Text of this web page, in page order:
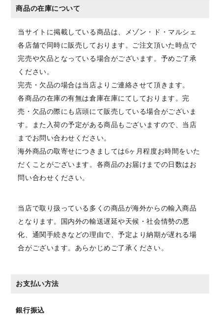
商品の在庫について
当サイトに掲載している商品は、メゾン・ド・マルシェ
各店舗で同時に販売しております。ご注文頂いた時点で
完売や欠品となっている場合がございます。予めご了承
ください。
完売・欠品の場合は当店よりご連絡させて頂きます。
各商品の在庫の有無は倉庫在庫にてしております。完
売・欠品の際にも店頭にて販売している場合がございま
す。また入荷の予定がある商品もございますので、当店
までお問い合わせください。
海外商品の取寄せにつきましては6ヶ月程度お時間をいた
だくことがございます。各商品のお届けまでの日数はお
問い合わせください。
当店で取り扱っている多くの商品が海外からの輸入商品
となります。国内外の輸送遅延や天候・社会情勢の悪
化、通関手続きなどの理由で、予定より納期が遅れる場
合がございます。あらかじめご了承ください。
お支払い方法
銀行振込